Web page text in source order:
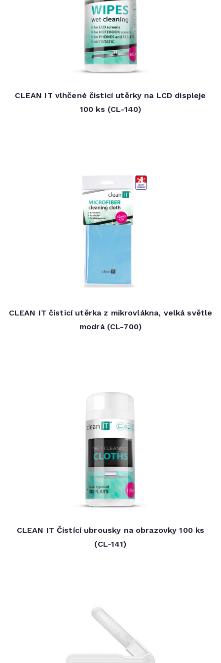
CLEAN IT vlhčené čisticí utěrky na LCD displeje
100 ks (CL-140)
CLEAN IT čisticí utěrka z mikrovlákna, velká světle
modrá (CL-700)
CLEAN IT Čistící ubrousky na obrazovky 100 ks
(CL-141)